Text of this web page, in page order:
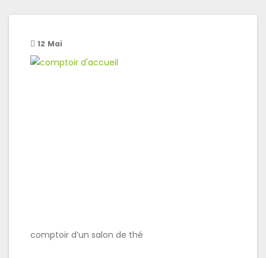
12 Mai
comptoir d’un salon de thé